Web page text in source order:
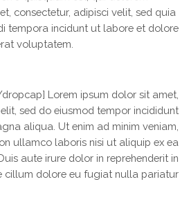
consectetur, adipisci velit, sed quia
tempora incidunt ut labore et dolore
voluptatem.
dropcap] Lorem ipsum dolor sit amet,
sed do eiusmod tempor incididunt
aliqua. Ut enim ad minim veniam,
ullamco laboris nisi ut aliquip ex ea
aute irure dolor in reprehenderit in
cillum dolore eu fugiat nulla pariatur